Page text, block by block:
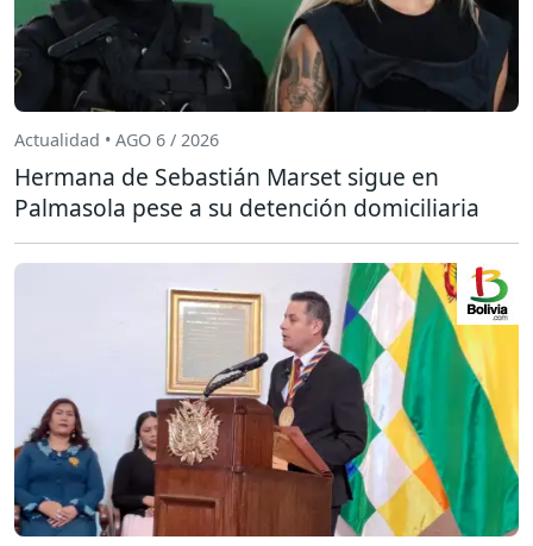
Actualidad • AGO 6 / 2026
Hermana de Sebastián Marset sigue en
Palmasola pese a su detención domiciliaria